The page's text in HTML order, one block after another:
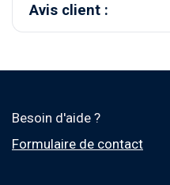
Avis client :
Besoin d'aide ?
Formulaire de contact